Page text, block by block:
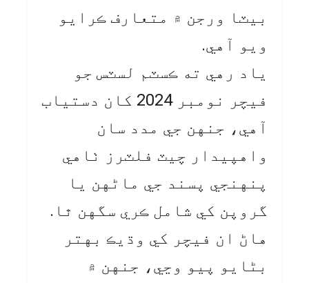
بيٽا ورجن ۾ متعارف ڪرايو
ويو آهي.
ياد رهي ته ڪسٽم لسٽس جو
فيچر نومبر 2024 کان دستياب
آهي، جنهن جي مدد سان
واهپيدار چيٽ فلٽرز ٺاهي
پنهنجي پسند جي ماڻهن يا
گروپن کي شامل ڪري سگهن ٿا.
هاڻ ان فيچر کي وڌيڪ بهتر
بڻايو پيو وڃي، جنهن ۾